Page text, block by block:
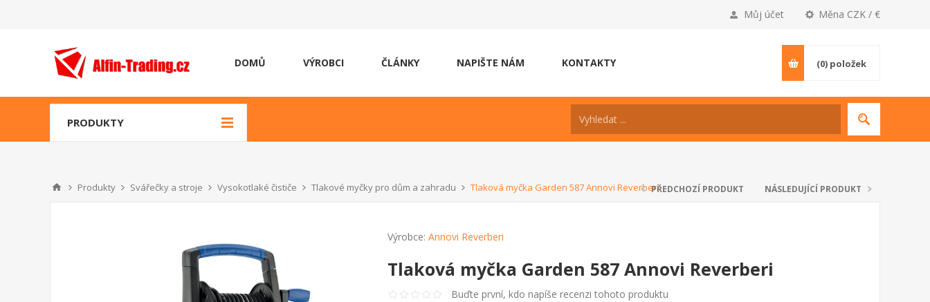
Měna CZK / €
Můj účet
DOMŮ VÝROBCI ČLÁNKY NAPIŠTE NÁM KONTAKTY (0) položek
PRODUKTY
Produkty Svářečky a stroje Vysokotlaké čističe Tlakové myčky pro dům a zahradu Tlaková myčka Garden 587 Annovi ReverberiPŘEDCHOZÍ PRODUKT NÁSLEDUJÍCÍ PRODUKT
Výrobce: Annovi Reverberi
Tlaková myčka Garden 587 Annovi Reverberi
Buďte první, kdo napíše recenzi tohoto produktu